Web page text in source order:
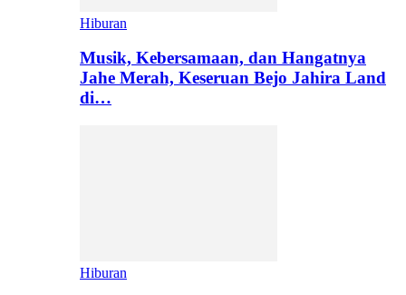
Hiburan
Musik, Kebersamaan, dan Hangatnya
Jahe Merah, Keseruan Bejo Jahira Land
di…
Hiburan